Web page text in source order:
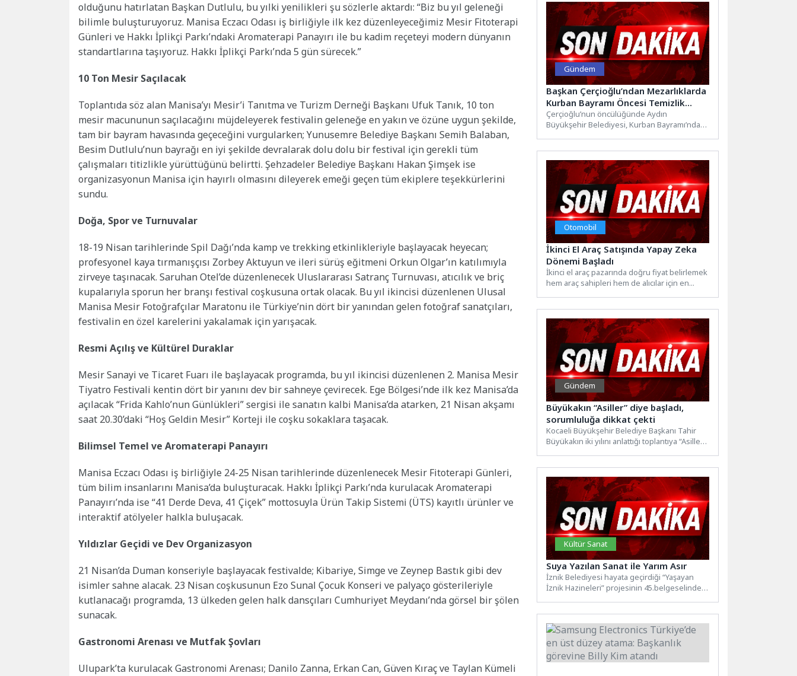
olduğunu hatırlatan Başkan Dutlulu, bu yılki yenilikleri şu sözlerle aktardı: “Biz bu yıl geleneği
bilimle buluşturuyoruz. Manisa Eczacı Odası iş birliğiyle ilk kez düzenleyeceğimiz Mesir Fitoterapi
Günleri ve Hakkı İplikçi Parkı’ndaki Aromaterapi Panayırı ile bu kadim reçeteyi modern dünyanın
standartlarına taşıyoruz. Hakkı İplikçi Parkı’nda 5 gün sürecek.”
10 Ton Mesir Saçılacak
Toplantıda söz alan Manisa’yı Mesir’i Tanıtma ve Turizm Derneği Başkanı Ufuk Tanık, 10 ton
mesir macununun saçılacağını müjdeleyerek festivalin geleneğe en yakın ve özüne uygun şekilde,
tam bir bayram havasında geçeceğini vurgularken; Yunusemre Belediye Başkanı Semih Balaban,
Besim Dutlulu’nun bayrağı en iyi şekilde devralarak dolu dolu bir festival için gerekli tüm
çalışmaları titizlikle yürüttüğünü belirtti. Şehzadeler Belediye Başkanı Hakan Şimşek ise
organizasyonun Manisa için hayırlı olmasını dileyerek emeği geçen tüm ekiplere teşekkürlerini
sundu.
Doğa, Spor ve Turnuvalar
18-19 Nisan tarihlerinde Spil Dağı’nda kamp ve trekking etkinlikleriyle başlayacak heyecan;
profesyonel kaya tırmanışçısı Zorbey Aktuyun ve ileri sürüş eğitmeni Orkun Olgar’ın katılımıyla
zirveye taşınacak. Saruhan Otel’de düzenlenecek Uluslararası Satranç Turnuvası, atıcılık ve briç
kupalarıyla sporun her branşı festival coşkusuna ortak olacak. Bu yıl ikincisi düzenlenen Ulusal
Manisa Mesir Fotoğrafçılar Maratonu ile Türkiye’nin dört bir yanından gelen fotoğraf sanatçıları,
festivalin en özel karelerini yakalamak için yarışacak.
Resmi Açılış ve Kültürel Duraklar
Mesir Sanayi ve Ticaret Fuarı ile başlayacak programda, bu yıl ikincisi düzenlenen 2. Manisa Mesir
Tiyatro Festivali kentin dört bir yanını dev bir sahneye çevirecek. Ege Bölgesi’nde ilk kez Manisa’da
açılacak “Frida Kahlo’nun Günlükleri” sergisi ile sanatın kalbi Manisa’da atarken, 21 Nisan akşamı
saat 20.30’daki “Hoş Geldin Mesir” Korteji ile coşku sokaklara taşacak.
Bilimsel Temel ve Aromaterapi Panayırı
Manisa Eczacı Odası iş birliğiyle 24-25 Nisan tarihlerinde düzenlenecek Mesir Fitoterapi Günleri,
tüm bilim insanlarını Manisa’da buluşturacak. Hakkı İplikçi Parkı’nda kurulacak Aromaterapi
Panayırı’nda ise “41 Derde Deva, 41 Çiçek” mottosuyla Ürün Takip Sistemi (ÜTS) kayıtlı ürünler ve
interaktif atölyeler halkla buluşacak.
Yıldızlar Geçidi ve Dev Organizasyon
21 Nisan’da Duman konseriyle başlayacak festivalde; Kibariye, Simge ve Zeynep Bastık gibi dev
isimler sahne alacak. 23 Nisan coşkusunun Ezo Sunal Çocuk Konseri ve palyaço gösterileriyle
kutlanacağı programda, 13 ülkeden gelen halk dansçıları Cumhuriyet Meydanı’nda görsel bir şölen
sunacak.
Gastronomi Arenası ve Mutfak Şovları
Ulupark’ta kurulacak Gastronomi Arenası; Danilo Zanna, Erkan Can, Güven Kıraç ve Taylan Kümeli
Gündem
Başkan Çerçioğlu’ndan Mezarlıklarda
Kurban Bayramı Öncesi Temizlik
Çalışması
Çerçioğlu’nun öncülüğünde Aydın
Büyükşehir Belediyesi, Kurban Bayramı’nda
Otomobil
İkinci El Araç Satışında Yapay Zeka
Dönemi Başladı
İkinci el araç pazarında doğru fiyat belirlemek
hem araç sahipleri hem de alıcılar için en...
Gündem
Büyükakın “Asiller” diye başladı,
sorumluluğa dikkat çekti
Kocaeli Büyükşehir Belediye Başkanı Tahir
Büyükakın iki yılını anlattığı toplantıya “Asiller”
Kültür Sanat
Suya Yazılan Sanat ile Yarım Asır
İznik Belediyesi hayata geçirdiği “Yaşayan
İznik Hazineleri” projesinin 45.belgeselinde